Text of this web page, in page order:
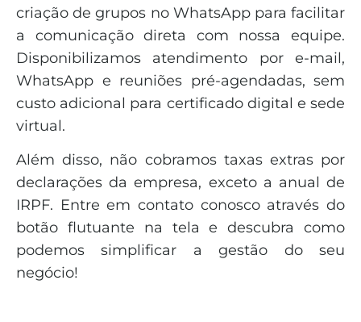
criação de grupos no WhatsApp para facilitar
a comunicação direta com nossa equipe.
Disponibilizamos atendimento por e-mail,
WhatsApp e reuniões pré-agendadas, sem
custo adicional para certificado digital e sede
virtual.
Além disso, não cobramos taxas extras por
declarações da empresa, exceto a anual de
IRPF. Entre em contato conosco através do
botão flutuante na tela e descubra como
podemos simplificar a gestão do seu
negócio!